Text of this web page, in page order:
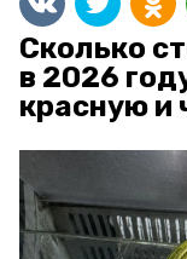
Сколько
в 2026
красную и